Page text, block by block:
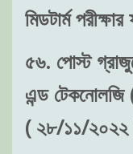
মিডটার্ম
৫৬. পোস্ট
এন্ড টেকনোলজি
( ২৮/১১/